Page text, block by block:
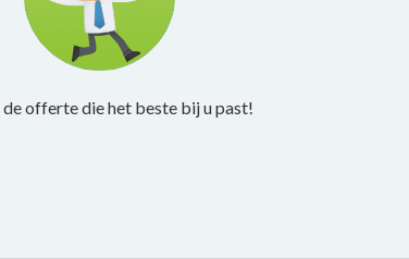
de offerte die het beste bij u past!